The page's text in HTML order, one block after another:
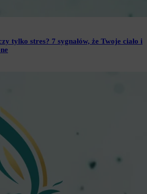
tylko stres? 7 sygnałów, że Twoje ciało i